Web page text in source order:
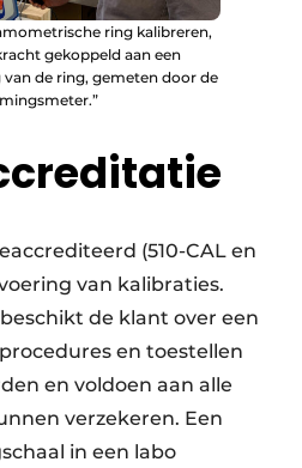
ring kalibreren,
gekoppeld aan een
de ring, gemeten door de
(510-CAL en
van kalibraties.
de klant over een
en toestellen
en voldoen aan alle
verzekeren. Een
in een labo